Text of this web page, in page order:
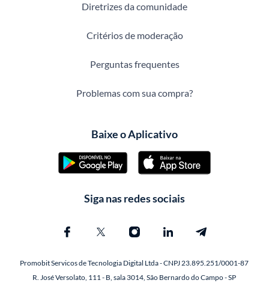
Diretrizes da comunidade
Critérios de moderação
Perguntas frequentes
Problemas com sua compra?
Baixe o Aplicativo
Siga nas redes sociais
Promobit Servicos de Tecnologia Digital Ltda - CNPJ 23.895.251/0001-87
R. José Versolato, 111 - B, sala 3014, São Bernardo do Campo - SP